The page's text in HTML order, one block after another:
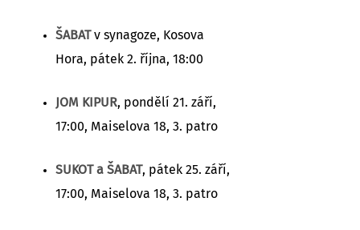
ŠABATv synagoze, Kosova
Hora, pátek 2. října, 18:00
JOM KIPUR, pondělí 21. září,
17:00, Maiselova 18, 3. patro
SUKOT a ŠABAT, pátek 25. září,
17:00, Maiselova 18, 3. patro